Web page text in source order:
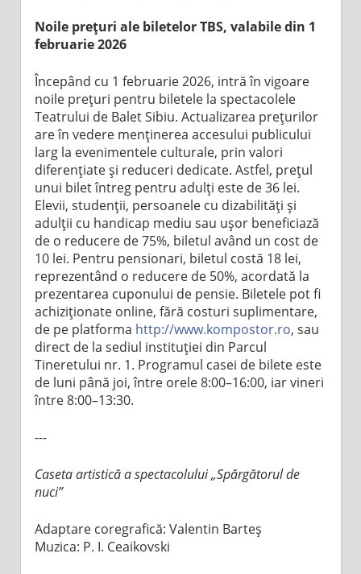
Noile prețuri ale biletelor TBS, valabile din 1
februarie 2026
Începând cu 1 februarie 2026, intră în vigoare
noile prețuri pentru biletele la spectacolele
Teatrului de Balet Sibiu. Actualizarea prețurilor
are în vedere menținerea accesului publicului
larg la evenimentele culturale, prin valori
diferențiate și reduceri dedicate. Astfel, prețul
unui bilet întreg pentru adulți este de 36 lei.
Elevii, studenții, persoanele cu dizabilități și
adulții cu handicap mediu sau ușor beneficiază
de o reducere de 75%, biletul având un cost de
10 lei. Pentru pensionari, biletul costă 18 lei,
reprezentând o reducere de 50%, acordată la
prezentarea cuponului de pensie. Biletele pot fi
achiziționate online, fără costuri suplimentare,
de pe platforma http://www.kompostor.ro, sau
direct de la sediul instituției din Parcul
Tineretului nr. 1. Programul casei de bilete este
de luni până joi, între orele 8:00–16:00, iar vineri
între 8:00–13:30.
---
Caseta artistică a spectacolului „Spărgătorul de
nuci”
Adaptare coregrafică: Valentin Barteș
Muzica: P. I. Ceaikovski